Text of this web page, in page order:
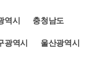
하므로 서로 다름을 유
관리처분계획인가 전
자 또는 1
“신규 주택”이라 한다)
1항제1호에 따른 조정대
) 이내에 종전 주택등(신
역시 충청남도
광역시 울산광역시